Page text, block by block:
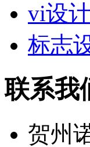
vi设计
标志
联系我
贺州